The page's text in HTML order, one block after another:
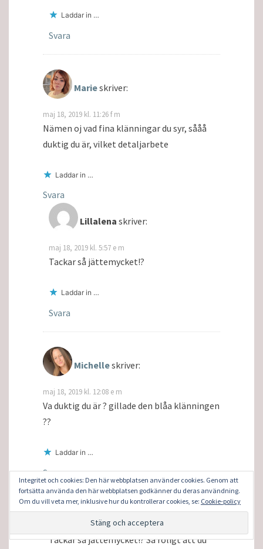
Laddar in …
Svara
Marieskriver:
maj 18, 2019 kl. 11:26 f m
Nämen oj vad fina klänningar du syr, sååå
duktig du är, vilket detaljarbete
Laddar in …
Svara
Lillalena skriver:
maj 18, 2019 kl. 5:57 e m
Tackar så jättemycket!?
Laddar in …
Svara
Michelleskriver:
maj 18, 2019 kl. 12:08 e m
Va duktig du är ? gillade den blåa klänningen
??
Laddar in …
Svara
Lillalena skriver:
maj 18, 2019 kl. 5:58 e m
Tackar så jättemycket!? Så roligt att du
Integritet och cookies: Den här webbplatsen använder cookies. Genom att
fortsätta använda den här webbplatsen godkänner du deras användning.
Om du vill veta mer, inklusive hur du kontrollerar cookies, se: Cookie-policy